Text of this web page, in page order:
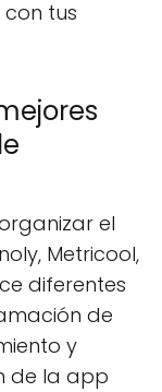
tus
el
Metricool,
diferentes
de
y
de la app